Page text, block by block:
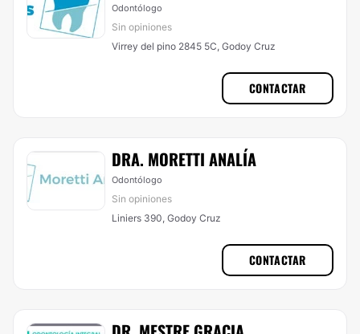
Odontólogo
Sin opiniones
Virrey del pino 2845 5C, Godoy Cruz
CONTACTAR
DRA. MORETTI ANALÍA
Odontólogo
Sin opiniones
Liniers 390, Godoy Cruz
CONTACTAR